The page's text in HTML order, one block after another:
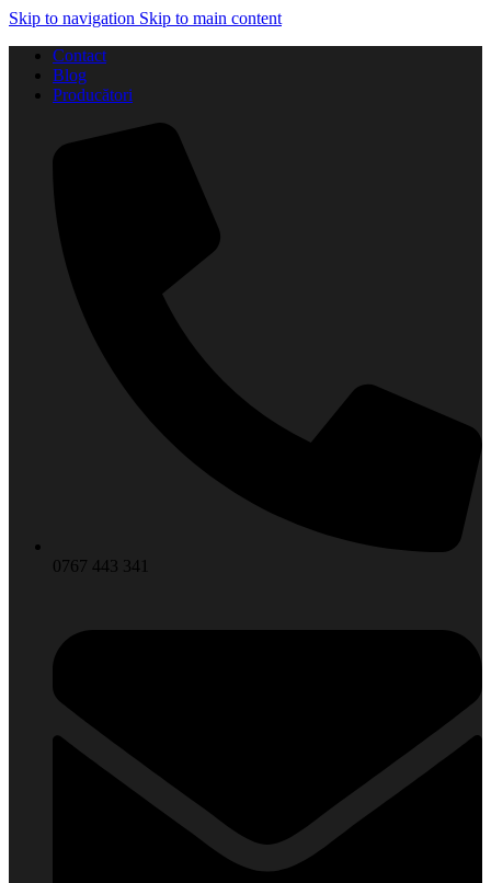
Skip to navigation Skip to main content
Contact
Blog
Producători
0767 443 341